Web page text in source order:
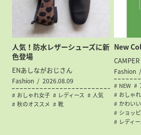
人気！防水レザーシューズに新
色登場
ENあしながおじさん
Fashion 2026.08.09
おしゃれ女子 レディース
人気
秋のオススメ
靴
New
CAMPER
Fashion
NEW
おしゃれ
かわいい
ショッ
レディ